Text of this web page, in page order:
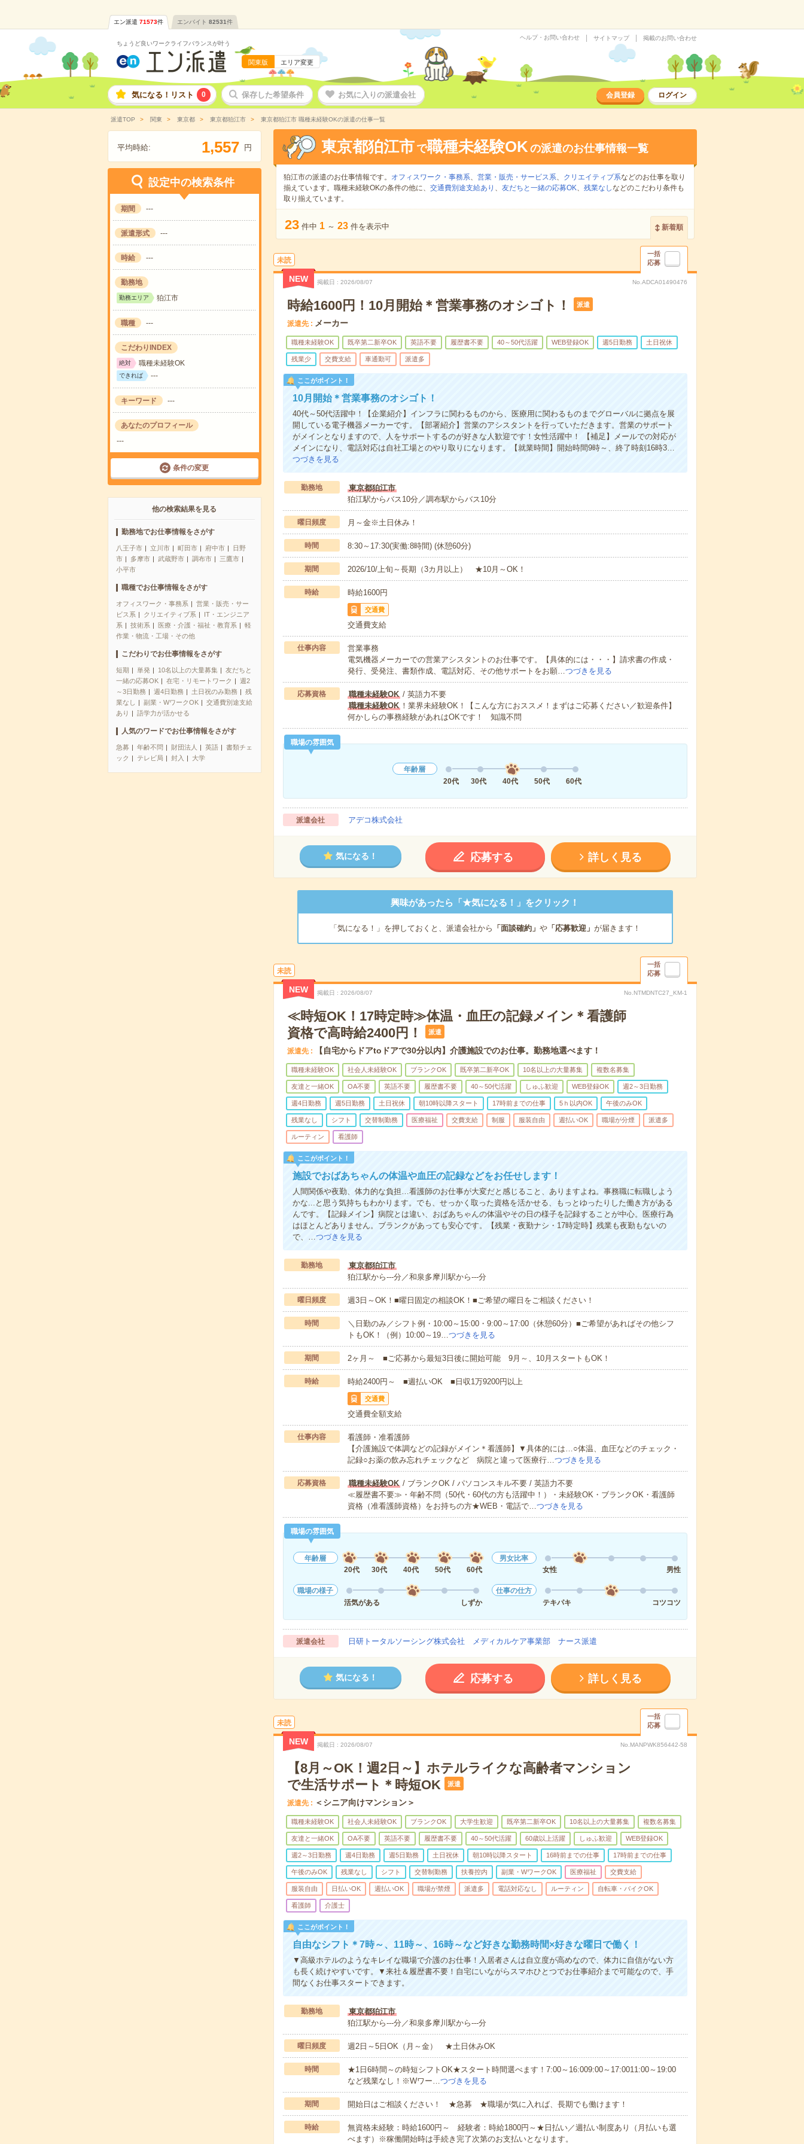
エン派遣 71573件 エンバイト 82531件
ちょうど良いワークライフバランスが叶う
関東版 エリア変更
ヘルプ・お問い合わせ サイトマップ 掲載のお問い合わせ
気になる！リスト 0 保存した希望条件 お気に入りの派遣会社 会員登録 ログイン
派遣TOP 関東 東京都 東京都狛江市 東京都狛江市 職種未経験OKの派遣の仕事一覧
平均時給: 1,557 円
設定中の検索条件
期間 ---
派遣形式 ---
時給 ---
勤務地
勤務エリア 狛江市
職種 ---
こだわりINDEX
絶対 職種未経験OK
できれば ---
キーワード ---
あなたのプロフィール
---
条件の変更
他の検索結果を見る
勤務地でお仕事情報をさがす
八王子市 立川市 町田市 府中市
日野
市
多摩市 武蔵野市 調布市
三鷹市
小平市
職種でお仕事情報をさがす
オフィスワーク・事務系
営業・販売・サー
ビス系
クリエイティブ系
IT・エンジニア
系
技術系 医療・介護・福祉・教育系
軽
作業・物流・工場・その他
こだわりでお仕事情報をさがす
短期 単発 10名以上の大量募集
友だちと
一緒の応募OK
在宅・リモートワーク
週2
～3日勤務
週4日勤務 土日祝のみ勤務
残
業なし
副業・WワークOK
交通費別途支給
あり
語学力が活かせる
人気のワードでお仕事情報をさがす
急募 年齢不問 財団法人 英語
書類チェ
ック
テレビ局 封入 大学
東京都狛江市 で職種未経験OKの派遣のお仕事情報一覧
狛江市の派遣のお仕事情報です。 オフィスワーク・事務系、 営業・販売・サービス系、 クリエイティブ系などのお仕事を取り
揃えています。職種未経験OKの条件の他に、 交通費別途支給あり 、 友だちと一緒の応募OK、 残業なしなどのこだわり条件も
取り揃えています。
23 件中 1 ～ 23 件を表示中 新着順
未読
一括
応募
NEW 掲載日 2026/08/07 No.ADCA01490476
時給1600円！10月開始＊営業事務のオシゴト！ 派遣
派遣先 メーカー
職種未経験OK 既卒第二新卒OK 英語不要 履歴書不要 40～50代活躍 WEB登録OK 週5日勤務 土日祝休
残業少 交費支給 車通勤可 派遣多
ここがポイント！
10月開始＊営業事務のオシゴト！
40代～50代活躍中！【企業紹介】インフラに関わるものから、医療用に関わるものまでグローバルに拠点を展
開している電子機器メーカーです。【部署紹介】営業のアシスタントを行っていただきます。営業のサポート
がメインとなりますので、人をサポートするのが好きな人歓迎です！女性活躍中！ 【補足】メールでの対応が
メインになり、電話対応は自社工場とのやり取りになります。【就業時間】開始時間9時～、終了時刻16時3…
つづきを見る
勤務地
東京都狛江市
狛江駅からバス10分／調布駅からバス10分
曜日頻度 月～金※土日休み！
時間 8:30～17:30(実働:8時間) (休憩60分)
期間 2026/10/上旬～長期（3カ月以上） ★10月～OK！
時給 時給1600円
交通費
交通費支給
仕事内容
営業事務
電気機器メーカーでの営業アシスタントのお仕事です。【具体的には・・・】請求書の作成・
発行、受発注、書類作成、電話対応、その他サポートをお願…つづきを見る
応募資格 職種未経験OK/ 英語力不要
職種未経験OK！業界未経験OK！【こんな方におススメ！まずはご応募ください／歓迎条件】
何かしらの事務経験があれはOKです！ 知識不問
職場の雰囲気
年齢層
20代
30代 40代 50代 60代
派遣会社 アデコ株式会社
気になる！ 応募する 詳しく見る
興味があったら「★気になる！」をクリック！
「気になる！」を押しておくと、派遣会社から 「面談確約」 や「応募歓迎」 が届きます！
未読
一括
応募
NEW 掲載日 2026/08/07 No.NTMDNTC27_KM-1
≪時短OK！17時定時≫体温・血圧の記録メイン＊看護師
資格で高時給2400円！
派遣
派遣先 【自宅からドアtoドアで30分以内】介護施設でのお仕事。勤務地選べます！
職種未経験OK 社会人未経験OK ブランクOK 既卒第二新卒OK 10名以上の大量募集 複数名募集
友達と一緒OK OA不要 英語不要 履歴書不要 40～50代活躍 しゅふ歓迎 WEB登録OK 週2～3日勤務
週4日勤務 週5日勤務 土日祝休 朝10時以降スタート 17時前までの仕事 5ｈ以内OK 午後のみOK
残業なし シフト 交替制勤務 医療福祉 交費支給 制服 服装自由 週払いOK 職場が分煙 派遣多
ルーティン 看護師
ここがポイント！
施設でおばあちゃんの体温や血圧の記録などをお任せします！
人間関係や夜勤、体力的な負担…看護師のお仕事が大変だと感じること、ありますよね。事務職に転職しよう
かな...と思う気持ちもわかります。でも、せっかく取った資格を活かせる、もっとゆったりした働き方がある
んです。【記録メイン】病院とは違い、おばあちゃんの体温やその日の様子を記録することが中心。医療行為
はほとんどありません。ブランクがあっても安心です。【残業・夜勤ナシ・17時定時】残業も夜勤もないの
で、… つづきを見る
勤務地
東京都狛江市
狛江駅から---分／和泉多摩川駅から---分
曜日頻度 週3日～OK！■曜日固定の相談OK！■ご希望の曜日をご相談ください！
時間
＼日勤のみ／シフト例・10:00～15:00・9:00～17:00（休憩60分）■ご希望があればその他シフ
トもOK！（例）10:00～19… つづきを見る
期間 2ヶ月～ ■ご応募から最短3日後に開始可能 9月～、10月スタートもOK！
時給 時給2400円～ ■週払いOK ■日収1万9200円以上
交通費
交通費全額支給
仕事内容
看護師・准看護師
【介護施設で体調などの記録がメイン＊看護師】▼具体的には…○体温、血圧などのチェック・
記録○お薬の飲み忘れチェックなど 病院と違って医療行… つづきを見る
応募資格 職種未経験OK / ブランクOK / パソコンスキル不要 / 英語力不要
≪履歴書不要≫・年齢不問（50代・60代の方も活躍中！）・未経験OK・ブランクOK・看護師
資格（准看護師資格）をお持ちの方★WEB・電話で… つづきを見る
職場の雰囲気
年齢層
20代
30代 40代 50代 60代
男女比率
女性
男性
職場の様子
活気がある
しずか
仕事の仕方
テキパキ
コツコツ
派遣会社 日研トータルソーシング株式会社 メディカルケア事業部 ナース派遣
気になる！ 応募する 詳しく見る
未読
一括
応募
NEW 掲載日 2026/08/07 No.MANPWK856442-58
【8月～OK！週2日～】ホテルライクな高齢者マンション
で生活サポート＊時短OK
派遣
派遣先 ＜シニア向けマンション＞
職種未経験OK 社会人未経験OK ブランクOK 大学生歓迎 既卒第二新卒OK 10名以上の大量募集 複数名募集
友達と一緒OK OA不要 英語不要 履歴書不要 40～50代活躍 60歳以上活躍 しゅふ歓迎 WEB登録OK
週2～3日勤務 週4日勤務 週5日勤務 土日祝休 朝10時以降スタート 16時前までの仕事 17時前までの仕事
午後のみOK 残業なし シフト 交替制勤務 扶養控内 副業・WワークOK 医療福祉 交費支給
服装自由 日払いOK 週払いOK 職場が禁煙 派遣多 電話対応なし ルーティン 自転車・バイクOK
看護師 介護士
ここがポイント！
自由なシフト＊7時～、11時～、16時～など好きな勤務時間×好きな曜日で働く！
▼高級ホテルのようなキレイな職場で介護のお仕事！入居者さんは自立度が高めなので、体力に自信がない方
も長く続けやすいです。▼来社＆履歴書不要！自宅にいながらスマホひとつでお仕事紹介まで可能なので、手
間なくお仕事スタートできます。
勤務地
東京都狛江市
狛江駅から---分／和泉多摩川駅から---分
曜日頻度 週2日～5日OK（月～金） ★土日休みOK
時間
★1日6時間～の時短シフトOK★スタート時間選べます！7:00～16:009:00～17:0011:00～19:00
など残業なし！※Wワー… つづきを見る
期間 開始日はご相談ください！ ★急募 ★職場が気に入れば、長期でも働けます！
時給
無資格未経験：時給1600円～ 経験者：時給1800円～★日払い／週払い制度あり（月払いも選
べます）※稼働開始時は手続き完了次第のお支払いとなります。